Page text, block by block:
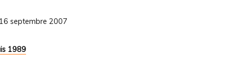
septembre 2007
1989